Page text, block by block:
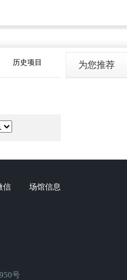
历史项目 为您推荐
信 场馆信息
号